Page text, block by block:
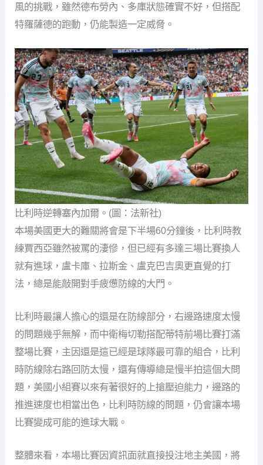
風的挑戰，雖然德布勞內、多庫狀態確實不好，但搭配
特羅薩德的跑動，仍能製造一定威脅。
比利時逆轉塞內加爾。(圖：法新社)
本場美國更大的難關將會是下半場60分鐘後，比利時教
練賈西亞雖然被罵的淒慘，但已經有多達三場比賽換人
就有進球，盧卡庫、拉斯金、盧克巴吉奧更直覺的打
法，總是能敲開對手疲憊防線的大門。
比利時最讓人擔心的還是在防線部分，右邊路速度太慢
的問題幾乎無解，而中衛梅切勒搭配蒂特前場比賽打滿
整場比賽，主因還是這已經是球隊最可靠的組合，比利
時防線除右路回防太慢，還有傳導總是慢半拍這個大問
題，美國小組賽以來有著很好的上搶壓迫能力，邊路的
推進速度也相當出色，比利時防線的問題，仍會讓本場
比賽變成可能的進球大戰。
整體來看，本場比賽因資訊面就直接投注地主美國，將